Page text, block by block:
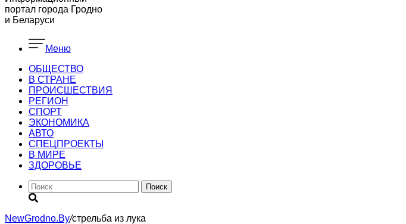
портал города Гродно
и Беларуси
Меню
ОБЩЕСТВО
В СТРАНЕ
ПРОИСШЕСТВИЯ
РЕГИОН
CПОРТ
ЭКОНОМИКА
АВТО
СПЕЦПРОЕКТЫ
В МИРЕ
ЗДОРОВЬЕ
Поиск
NewGrodno.By/стрельба из лука